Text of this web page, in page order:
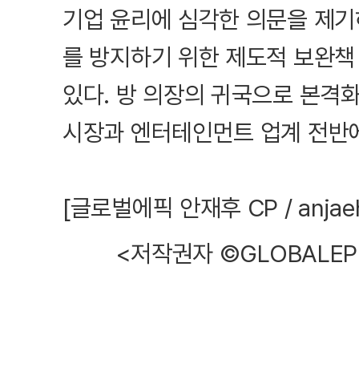
기업 윤리에 심각한 의문을 제
를 방지하기 위한 제도적 보완
있다. 방 의장의 귀국으로 본격
시장과 엔터테인먼트 업계 전
[글로벌에픽 안재후 CP /
<저작권자